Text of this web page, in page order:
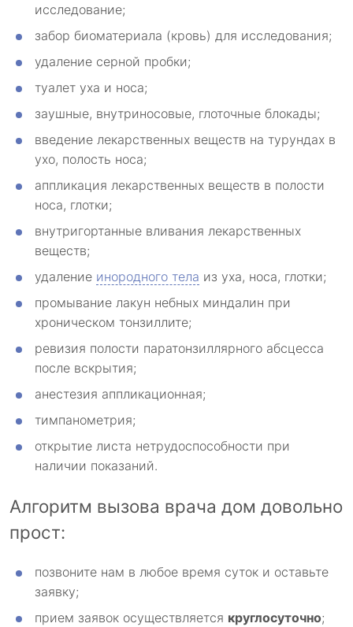
исследование;
забор биоматериала (кровь) для исследования;
удаление серной пробки;
туалет уха и носа;
заушные, внутриносовые, глоточные блокады;
введение лекарственных веществ на турундах в
ухо, полость носа;
аппликация лекарственных веществ в полости
носа, глотки;
внутригортанные вливания лекарственных
веществ;
удаление инородного тела из уха, носа, глотки;
промывание лакун небных миндалин при
хроническом тонзиллите;
ревизия полости паратонзиллярного абсцесса
после вскрытия;
анестезия аппликационная;
тимпанометрия;
открытие листа нетрудоспособности при
наличии показаний.
Алгоритм вызова врача дом довольно
прост:
позвоните нам в любое время суток и оставьте
заявку;
прием заявок осуществляется круглосуточно;